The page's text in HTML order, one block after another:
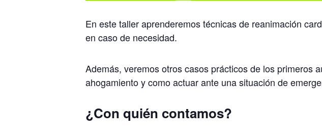
En este taller aprenderemos técnicas de reanimación
en caso de necesidad.
Además, veremos otros casos prácticos de los primeros
ahogamiento y como actuar ante una situación de
¿Con quién contamos?